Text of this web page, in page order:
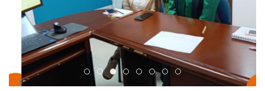
Edicto Emplazatorio a los Afiliados en el Régimen
Pasto Salud ESE lidera gestión institucional
Pasto Salud E.S.E. capacita a sus equipos
Último día para inscripciones en
Viceministro garantiza
Mil pesos que salvan vidas:
Cápsula 18-26 - Reporte
Cápsula 17-26 -